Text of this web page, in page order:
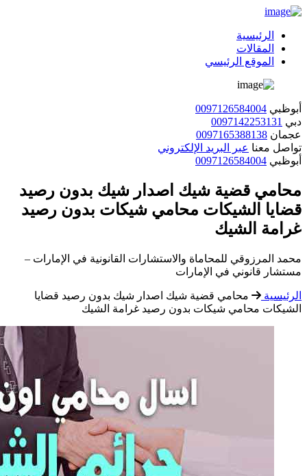
الرئيسية
المقالات
الموقع الرئيسي
أبوظبي 0097126584004
دبي 0097142253131
عجمان 0097165388138
تواصل معنا عبر البريد الإلكتروني
أبوظبي 0097126584004
محامي قضية شيك اصدار شيك بدون رصيد
قضايا الشيكات محامي شيكات بدون رصيد
غرامة الشيك
محمد المرزوقي للمحاماة والاستشارات القانونية في الإمارات –
مستشار قانوني في الإمارات
الرئيسية
محامي قضية شيك اصدار شيك بدون رصيد قضايا
الشيكات محامي شيكات بدون رصيد غرامة الشيك